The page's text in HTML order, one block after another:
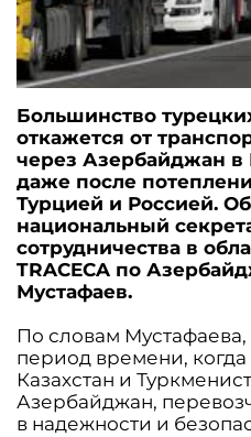
Большинство
откажется от
через Азербайджан
даже после
Турцией и Россией.
национальный
сотрудничества в
TRACECA по
Мустафаев.
По словам Мустафаева,
период времени, когда
Казахстан и
Азербайджан,
в надежности и